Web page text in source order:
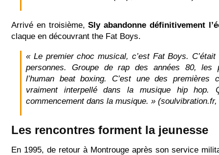
Arrivé en troisième,Sly abandonne définitivement
claque en découvrant the Fat Boys.
« Le premier choc musical, c’est Fat Boys.
personnes. Groupe de rap des années 80, les
l’human beat boxing. C’est une des premières
vraiment interpellé dans la musique hip hop.
commencement dans la musique. » (soulvibration.fr,
Les rencontres forment la jeunesse
En 1995, de retour à Montrouge après son service